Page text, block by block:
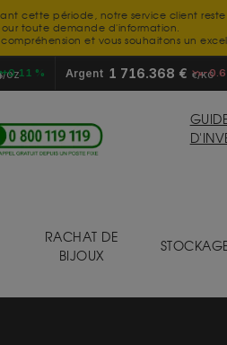
cette période, notre service client
toute demande d'information.
et vous souhaitons un
OZ
+0.11 % Argent 1 716.368 € €/KG
-
RACHAT DE
BIJOUX